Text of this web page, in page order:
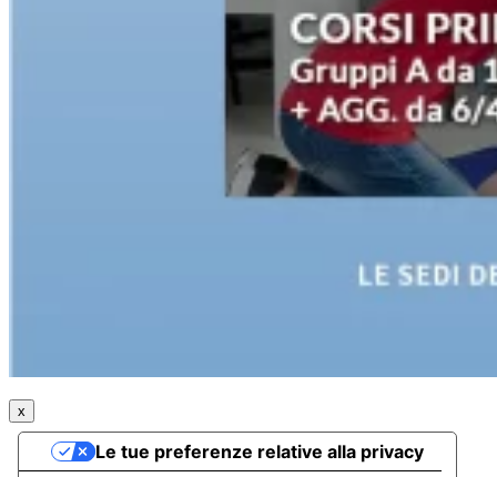
x
Le tue preferenze relative alla privacy